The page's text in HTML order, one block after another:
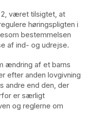
2, været tilsigtet, at
høringspligten i
bestemmelsen
af ind- og udrejse.
ændring af et barns
efter anden lovgivning
andre end den, der
er særligt
og reglerne om